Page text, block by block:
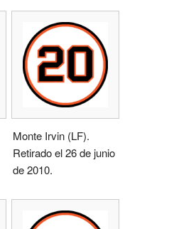
Monte Irvin (LF).
Retirado el 26 de junio
de 2010.